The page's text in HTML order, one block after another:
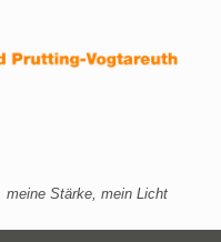
meine Stärke, mein Licht